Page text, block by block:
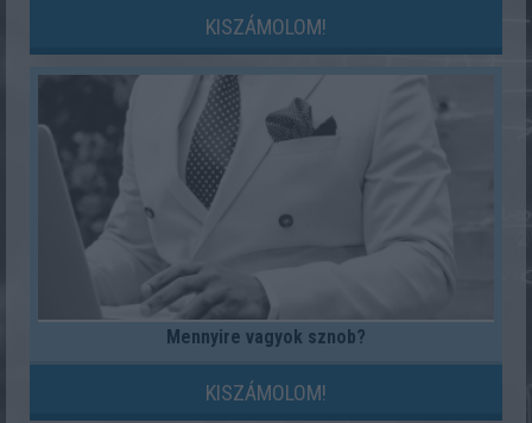
KISZÁMOLOM!
Mennyire vagyok sznob?
KISZÁMOLOM!